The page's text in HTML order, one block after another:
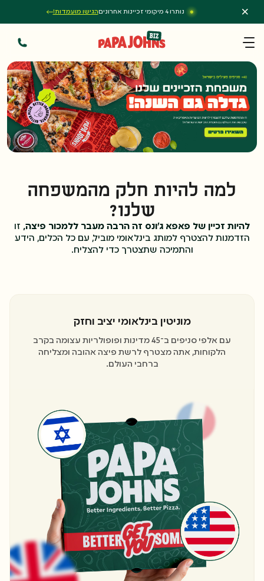
נותרו 4 מיקומי זכיינות אחרונים הגישו מועמדות!
ניווט
מהמדיה שלנו
סניפים
למי זה מתאים
צרו איתנו קשר!
למה להיות חלק מהמשפחה
שלנו?
להיות זכיין של פאפא ג’ונס זה הרבה מעבר ללמכור פיצה, זו
הזדמנות להצטרף למותג בינלאומי מוביל, עם כל הכלים, הידע
והתמיכה שתצטרך כדי להצליח.
מוניטין בינלאומי יציב וחזק
עם אלפי סניפים ב־45 מדינות ופופולריות עצומה בקרב
הלקוחות, אתה מצטרף לרשת פיצה אהובה ומצליחה
ברחבי העולם.